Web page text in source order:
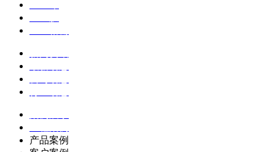
产品案例